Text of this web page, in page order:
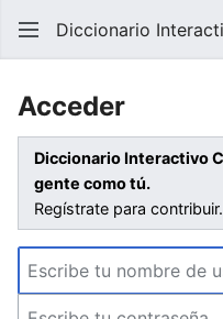
Diccionario
Acceder
Diccionario Interactivo
gente como tú.
Regístrate para contribuir.